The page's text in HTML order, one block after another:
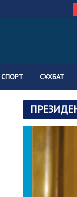
СПОРТ СҰХБАТ